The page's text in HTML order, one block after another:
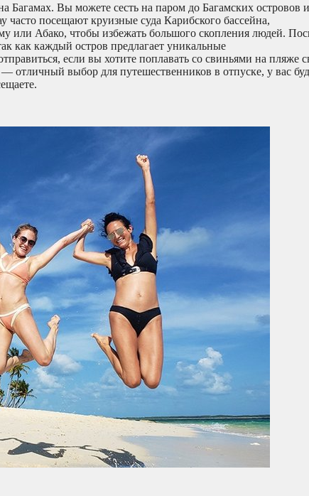
Вы можете сесть на паром до Багамских островов
посещают круизные суда Карибского бассейна,
или Абако, чтобы избежать большого скопления людей.
как каждый остров предлагает уникальные
если вы хотите поплавать со свиньями на пляже
отличный выбор для путешественников в отпуске, у вас